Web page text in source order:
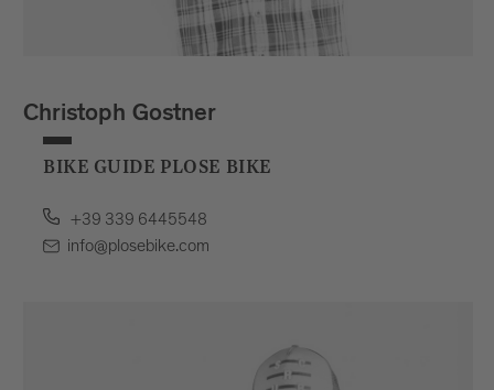
Christoph Gostner
BIKE GUIDE PLOSE BIKE
+39 339 6445548
info@plosebike.com